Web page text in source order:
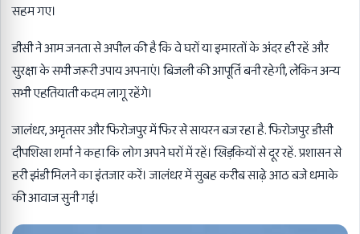
सहम गए।
डीसी ने आम जनता से अपील की है कि वे घरों या इमारतों के अंदर ही रहें और
सुरक्षा के सभी जरूरी उपाय अपनाएं। बिजली की आपूर्ति बनी रहेगी, लेकिन अन्य
सभी एहतियाती कदम लागू रहेंगे।
जालंधर, अमृतसर और फिरोजपुर में फिर से सायरन बज रहा है. फिरोजपुर डीसी
दीपशिखा शर्मा ने कहा कि लोग अपने घरों में रहें। खिड़कियों से दूर रहें. प्रशासन से
हरी झंडी मिलने का इंतजार करें। जालंधर में सुबह करीब साढ़े आठ बजे धमाके
की आवाज सुनी गई।